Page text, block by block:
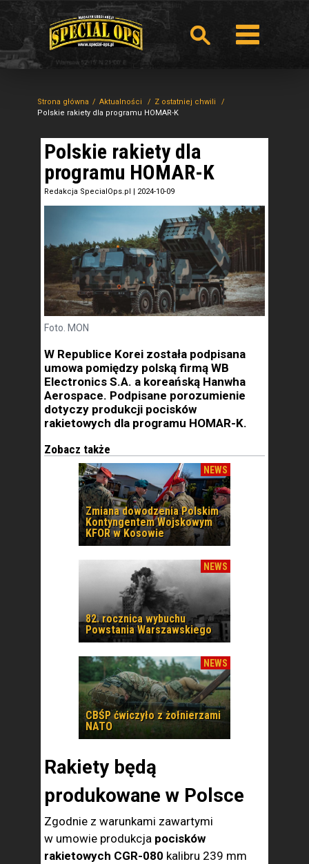
Strona główna Aktualności
Z ostatniej chwili
Polskie rakiety dla programu HOMAR-K
Polskie rakiety dla
programu HOMAR-K
Redakcja SpecialOps.pl | 2024-10-09
Foto. MON
W Republice Korei została podpisana
umowa pomiędzy polską firmą WB
Electronics S.A. a koreańską Hanwha
Aerospace. Podpisane porozumienie
dotyczy produkcji pocisków
rakietowych dla programu HOMAR-K.
Zobacz także
NEWS
Zmiana dowodzenia Polskim
Kontyngentem Wojskowym
KFOR w Kosowie
NEWS
82. rocznica wybuchu
Powstania Warszawskiego
NEWS
CBŚP ćwiczyło z żołnierzami
NATO
Rakiety będą
produkowane w Polsce
Zgodnie z warunkami zawartymi
w umowie produkcja pocisków
rakietowych CGR-080 kalibru 239 mm